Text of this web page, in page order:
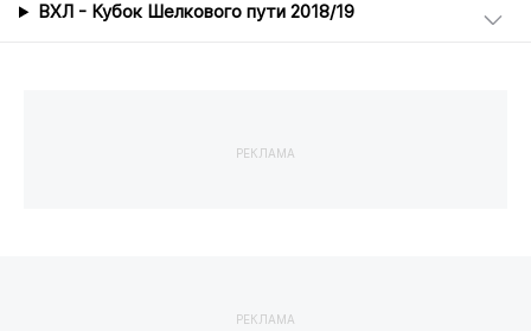
ВХЛ - Кубок Шелкового пути 2018/19
РЕКЛАМА
РЕКЛАМА